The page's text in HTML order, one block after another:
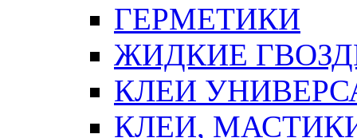
ГЕРМЕТИКИ
ЖИДКИЕ
КЛЕИ
КЛЕИ,